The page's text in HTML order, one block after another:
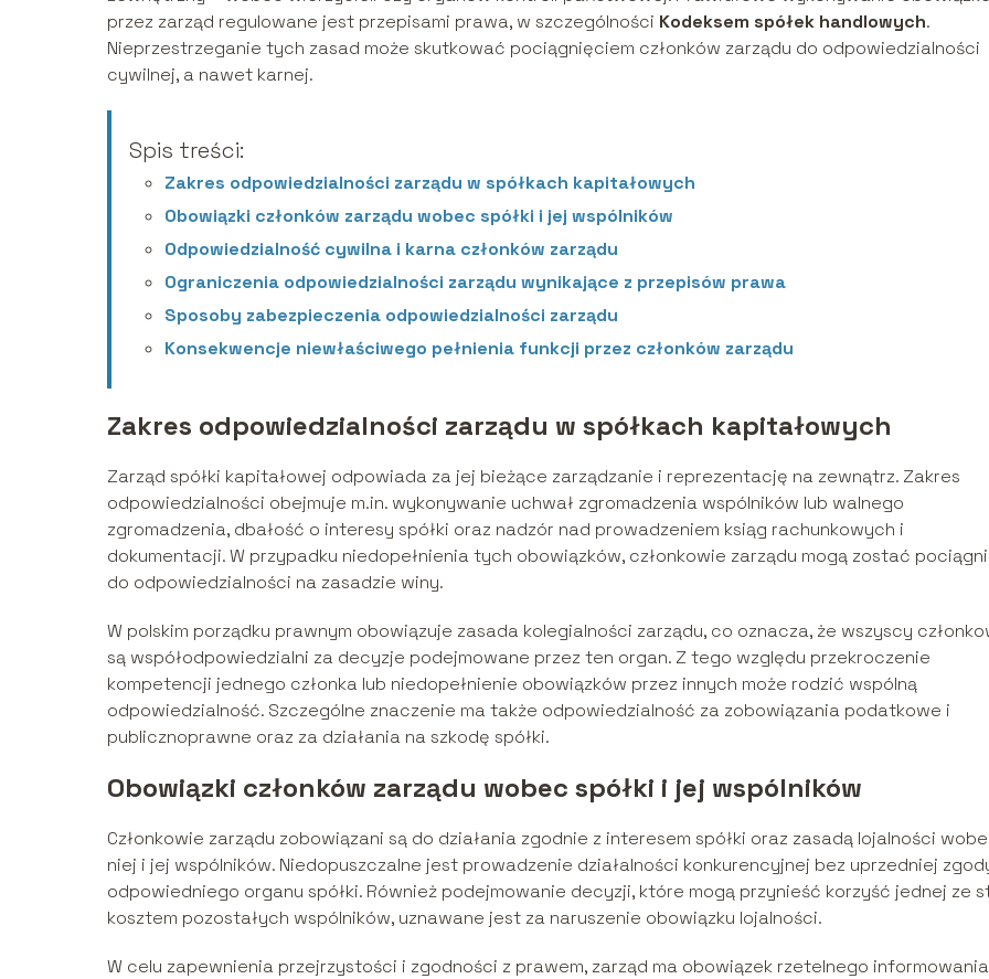
przez zarząd regulowane jest przepisami prawa, w szczególności Kodeksem spółek handlowych.
Nieprzestrzeganie tych zasad może skutkować pociągnięciem członków zarządu do odpowiedzialności
cywilnej, a nawet karnej.
Spis treści:
Zakres odpowiedzialności zarządu w spółkach kapitałowych
Obowiązki członków zarządu wobec spółki i jej wspólników
Odpowiedzialność cywilna i karna członków zarządu
Ograniczenia odpowiedzialności zarządu wynikające z przepisów prawa
Sposoby zabezpieczenia odpowiedzialności zarządu
Konsekwencje niewłaściwego pełnienia funkcji przez członków zarządu
Zakres odpowiedzialności zarządu w spółkach kapitałowych
Zarząd spółki kapitałowej odpowiada za jej bieżące zarządzanie i reprezentację na zewnątrz. Zakres
odpowiedzialności obejmuje m.in. wykonywanie uchwał zgromadzenia wspólników lub walnego
zgromadzenia, dbałość o interesy spółki oraz nadzór nad prowadzeniem ksiąg rachunkowych i
dokumentacji. W przypadku niedopełnienia tych obowiązków, członkowie zarządu mogą zostać
do odpowiedzialności na zasadzie winy.
W polskim porządku prawnym obowiązuje zasada kolegialności zarządu, co oznacza, że wszyscy
są współodpowiedzialni za decyzje podejmowane przez ten organ. Z tego względu przekroczenie
kompetencji jednego członka lub niedopełnienie obowiązków przez innych może rodzić wspólną
odpowiedzialność. Szczególne znaczenie ma także odpowiedzialność za zobowiązania podatkowe i
publicznoprawne oraz za działania na szkodę spółki.
Obowiązki członków zarządu wobec spółki i jej wspólników
Członkowie zarządu zobowiązani są do działania zgodnie z interesem spółki oraz zasadą lojalności
niej i jej wspólników. Niedopuszczalne jest prowadzenie działalności konkurencyjnej bez uprzedniej
odpowiedniego organu spółki. Również podejmowanie decyzji, które mogą przynieść korzyść jednej ze
kosztem pozostałych wspólników, uznawane jest za naruszenie obowiązku lojalności.
W celu zapewnienia przejrzystości i zgodności z prawem, zarząd ma obowiązek rzetelnego informowania